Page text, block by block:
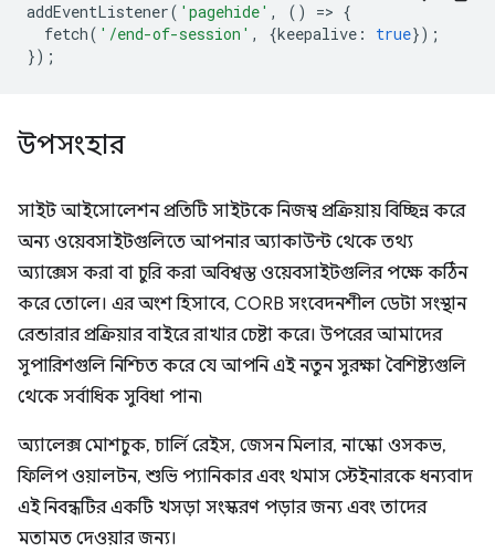
addEventListener( 'pagehide' , () => {
fetch( '/end-of-session' , {keepalive : true});
});
উপসংহার
সাইট আইসোলেশন প্রতিটি সাইটকে নিজস্ব প্রক্রিয়ায় বিচ্ছিন্ন করে
অন্য ওয়েবসাইটগুলিতে আপনার অ্যাকাউন্ট থেকে তথ্য
অ্যাক্সেস করা বা চুরি করা অবিশ্বস্ত ওয়েবসাইটগুলির পক্ষে কঠিন
করে তোলে। এর অংশ হিসাবে, CORB সংবেদনশীল ডেটা সংস্থান
রেন্ডারার প্রক্রিয়ার বাইরে রাখার চেষ্টা করে। উপরের আমাদের
সুপারিশগুলি নিশ্চিত করে যে আপনি এই নতুন সুরক্ষা বৈশিষ্ট্যগুলি
থেকে সর্বাধিক সুবিধা পান৷
অ্যালেক্স মোশচুক, চার্লি রেইস, জেসন মিলার, নাস্কো ওসকভ,
ফিলিপ ওয়ালটন, শুভি প্যানিকার এবং থমাস স্টেইনারকে ধন্যবাদ
এই নিবন্ধটির একটি খসড়া সংস্করণ পড়ার জন্য এবং তাদের
মতামত দেওয়ার জন্য।